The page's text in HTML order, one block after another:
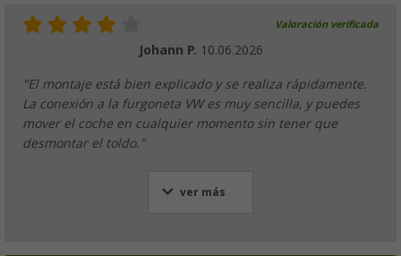
Valoración verificada
Johann P. 10.06.2026
"El montaje está bien explicado y se realiza rápidamente.
La conexión a la furgoneta VW es muy sencilla, y puedes
mover el coche en cualquier momento sin tener que
desmontar el toldo."
ver más